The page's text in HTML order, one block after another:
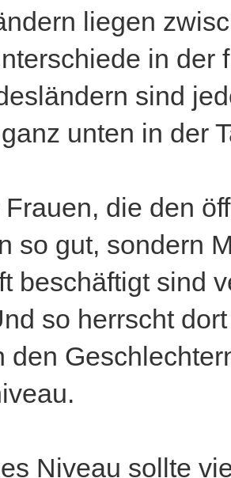
liegen
in der
sind
unten in der
die den
so gut, sondern
beschäftigt sind
so herrscht
den
Niveau sollte